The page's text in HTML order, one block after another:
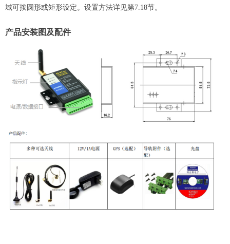
域可按圆形或矩形设定。设置方法详见第7.18节。
产品安装图及配件